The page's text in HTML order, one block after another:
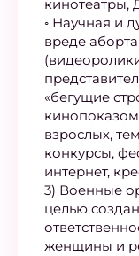
кинотеатры,
◦ Научная и
вреде
«бегущие
взрослых,
конкурсы,
интернет,
3) Военные
целью
женщины и